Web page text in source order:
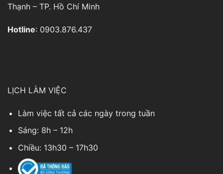
Thạnh – TP. Hồ Chí Minh
Hotline: 0903.876.437
LỊCH LÀM VIỆC
Làm việc tất cả các ngày trong tuần
Sáng: 8h – 12h
Chiều: 13h30 – 17h30